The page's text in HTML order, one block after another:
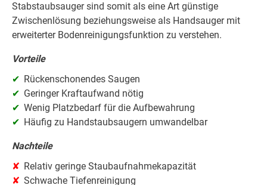
Stabstaubsauger sind somit als eine Art günstige
Zwischenlösung beziehungsweise als Handsauger mit
erweiterter Bodenreinigungsfunktion zu verstehen.
Vorteile
Rückenschonendes Saugen
Geringer Kraftaufwand nötig
Wenig Platzbedarf für die Aufbewahrung
Häufig zu Handstaubsaugern umwandelbar
Nachteile
Relativ geringe Staubaufnahmekapazität
Schwache Tiefenreinigung